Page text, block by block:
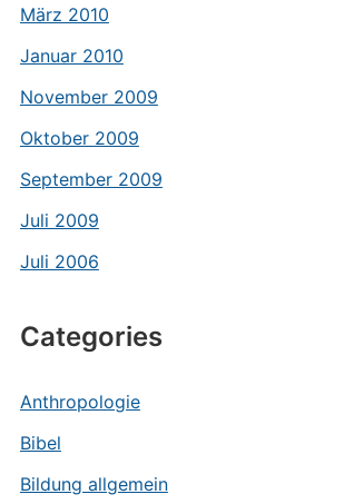
März 2010
Januar 2010
November 2009
Oktober 2009
September 2009
Juli 2009
Juli 2006
Categories
Anthropologie
Bibel
Bildung allgemein